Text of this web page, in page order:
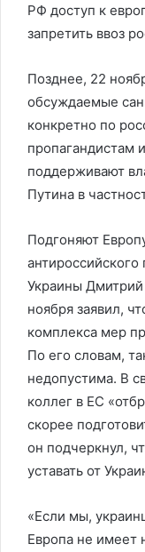
РФ доступ к
запретить ввоз
Позднее, 22
обсуждаемые
конкретно по
пропагандистам
поддерживают
Путина в
Подгоняют
Украины
ноября заявил,
комплекса мер
По его словам,
недопустима. В
коллег в ЕС
скорее
он подчеркнул,
уставать от
«Если мы,
Европа не имеет